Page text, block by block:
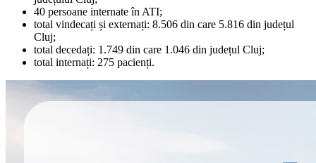
40 persoane internate în ATI;
total vindecați și externați: 8.506 din care 5.816 din județul
Cluj;
total decedați: 1.749 din care 1.046 din județul Cluj;
total internați: 275 pacienți.